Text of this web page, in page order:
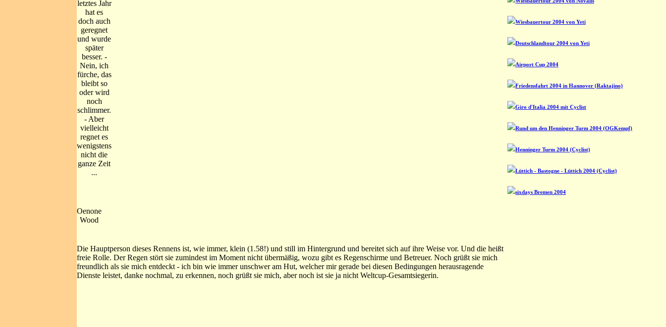
letztes Jahr
hat es
doch auch
geregnet
und wurde
später
besser. -
Nein, ich
fürche, das
bleibt so
oder wird
noch
schlimmer.
- Aber
vielleicht
regnet es
wenigstens
nicht die
ganze Zeit
...
Oenone
Wood
Die Hauptperson dieses Rennens ist, wie immer, klein (1.58!) und still im Hintergrund und bereitet sich auf ihre Weise vor. Und die heißt
freie Rolle. Der Regen stört sie zumindest im Moment nicht übermäßig, wozu gibt es Regenschirme und Betreuer. Noch grüßt sie mich
freundlich als sie mich entdeckt - ich bin wie immer unschwer am Hut, welcher mir gerade bei diesen Bedingungen herausragende
Dienste leistet, danke nochmal, zu erkennen, noch grüßt sie mich, aber noch ist sie ja nicht Weltcup-Gesamtsiegerin.
Wiesbauertour 2004 von Yeti
Deutschlandtour 2004 von Yeti
Airport Cup 2004
Friedensfahrt 2004 in Hannover (Raktajino)
Giro d'Italia 2004 mit Cyclist
Rund um den Henninger Turm 2004 (OGKempf)
Henninger Turm 2004 (Cyclist)
Lüttich - Bastogne - Lüttich 2004 (Cyclist)
sixdays Bremen 2004